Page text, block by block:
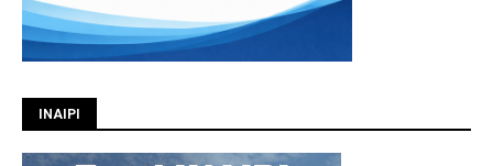
INAIPI